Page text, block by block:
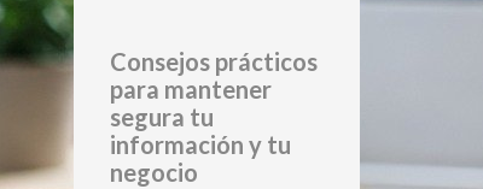
Consejos prácticos
para mantener
segura tu
información y tu
negocio